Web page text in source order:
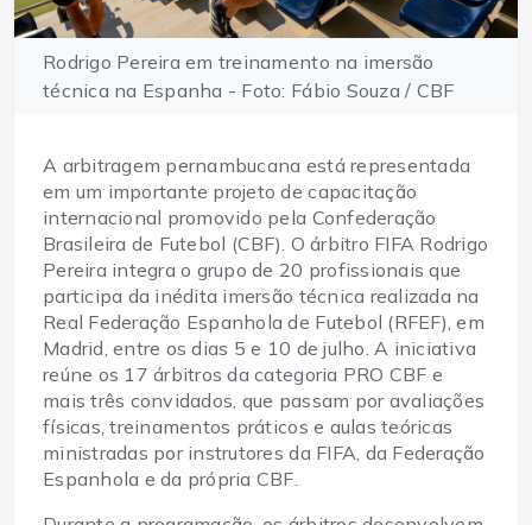
Rodrigo Pereira em treinamento na imersão
técnica na Espanha - Foto: Fábio Souza / CBF
A arbitragem pernambucana está representada
em um importante projeto de capacitação
internacional promovido pela Confederação
Brasileira de Futebol (CBF). O árbitro FIFA Rodrigo
Pereira integra o grupo de 20 profissionais que
participa da inédita imersão técnica realizada na
Real Federação Espanhola de Futebol (RFEF), em
Madrid, entre os dias 5 e 10 de julho. A iniciativa
reúne os 17 árbitros da categoria PRO CBF e
mais três convidados, que passam por avaliações
físicas, treinamentos práticos e aulas teóricas
ministradas por instrutores da FIFA, da Federação
Espanhola e da própria CBF.